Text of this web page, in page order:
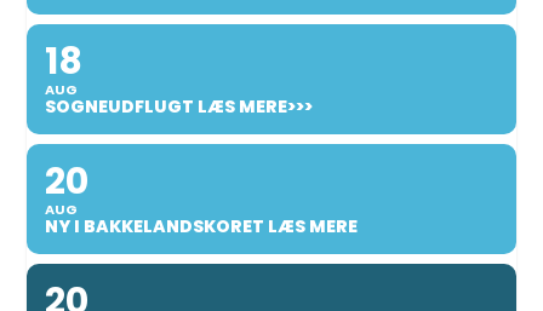
18
AUG
SOGNEUDFLUGT LÆS MERE>>>
20
AUG
NY I BAKKELANDSKORET LÆS MERE